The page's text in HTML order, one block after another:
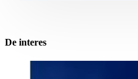
De interes